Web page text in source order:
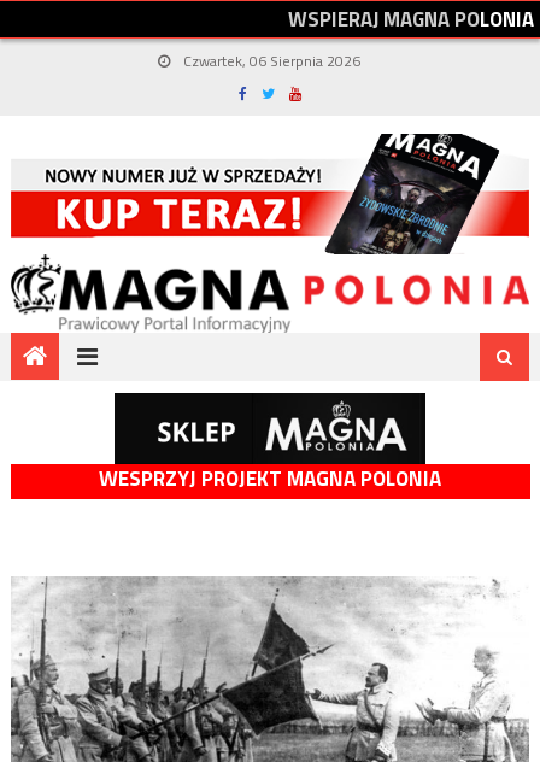
WSPIERAJMAGNAPOLONIA
Czwartek, 06 Sierpnia 2026
WESPRZYJ PROJEKT MAGNA POLONIA